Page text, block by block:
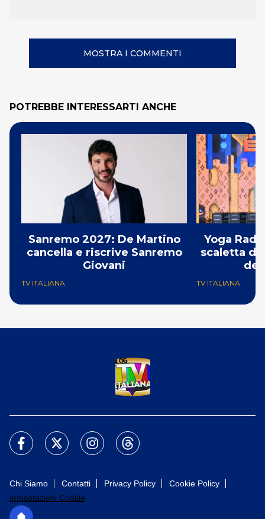
MOSTRA I COMMENTI
POTREBBE INTERESSARTI ANCHE
Sanremo 2027: De Martino
cancella e riscrive Sanremo
Giovani
TV ITALIANA
Yoga
scaletta
del
TV ITALIANA
Chi Siamo Contatti Privacy Policy
Cookie Policy
Impostazioni Cookie